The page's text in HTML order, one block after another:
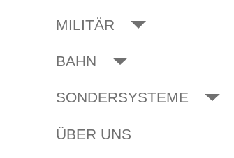
MILITÄR
BAHN
SONDERSYSTEME
ÜBER UNS